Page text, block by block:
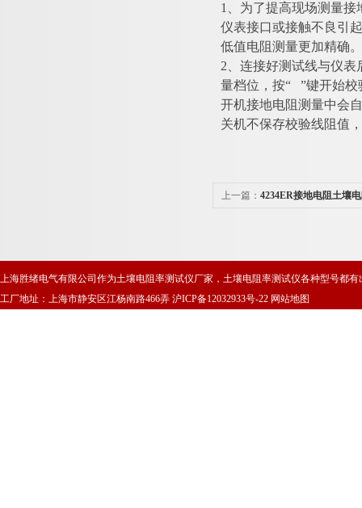
1、为了提高现场测量
仪表接口或接触不良引
低值电阻测量更加精确。
2、连接好测试线与仪
量档位，按“ ”键开始校
开机接地电阻测量中会
关机不保存校验线阻值
上一篇： 4234ER接地电阻土壤
上海胜绪电气有限公司作为土壤电阻率测试仪厂家，土壤电阻率测试仪各种型号都
工厂地址：上海市静安区江杨南路466弄 沪ICP备12032933号-22 网站地图